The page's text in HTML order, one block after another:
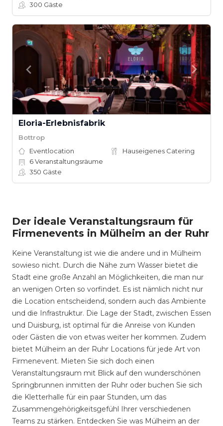
300 Gäste
Eloria-Erlebnisfabrik
Bottrop
Eventlocation
Hauseigenes Catering
6Veranstaltungsräume
350 Gäste
Der ideale Veranstaltungsraum für
Firmenevents in Mülheim an der Ruhr
Keine Veranstaltung ist wie die andere und in Mülheim
sowieso nicht. Durch die Nähe zum Wasser bietet die
Stadt eine große Anzahl an Möglichkeiten, die man nur
an wenigen Orten so vorfindet. Es ist nämlich nicht nur
die Location entscheidend, sondern auch das Ambiente
und die Infrastruktur. Die Lage der Stadt, zwischen Essen
und Duisburg, ist optimal für die Anreise von Kunden
oder Gästen die von etwas weiter her kommen. Zudem
bietet Mülheim an der Ruhr Locations für jede Art von
Firmenevent. Mieten Sie sich doch einen
Veranstaltungsraum mit Blick auf den wunderschönen
Springbrunnen inmitten der Ruhr oder buchen Sie sich
die Kletterhalle für ein paar Stunden, um das
Zusammengehörigkeitsgefühl Ihrer verschiedenen
Teams zu stärken. Entdecken Sie was Mülheim an der